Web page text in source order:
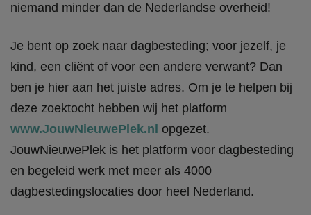
niemand minder dan de Nederlandse overheid!
Je bent op zoek naar dagbesteding; voor jezelf, je
kind, een cliënt of voor een andere verwant? Dan
ben je hier aan het juiste adres. Om je te helpen bij
deze zoektocht hebben wij het platform
www.JouwNieuwePlek.nl opgezet.
JouwNieuwePlek is het platform voor dagbesteding
en begeleid werk met meer als 4000
dagbestedingslocaties door heel Nederland.